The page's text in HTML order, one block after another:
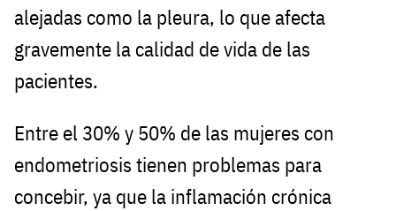
alejadas como la pleura, lo que afecta
gravemente la calidad de vida de las
pacientes.
Entre el 30% y 50% de las mujeres con
endometriosis tienen problemas para
concebir, ya que la inflamación crónica